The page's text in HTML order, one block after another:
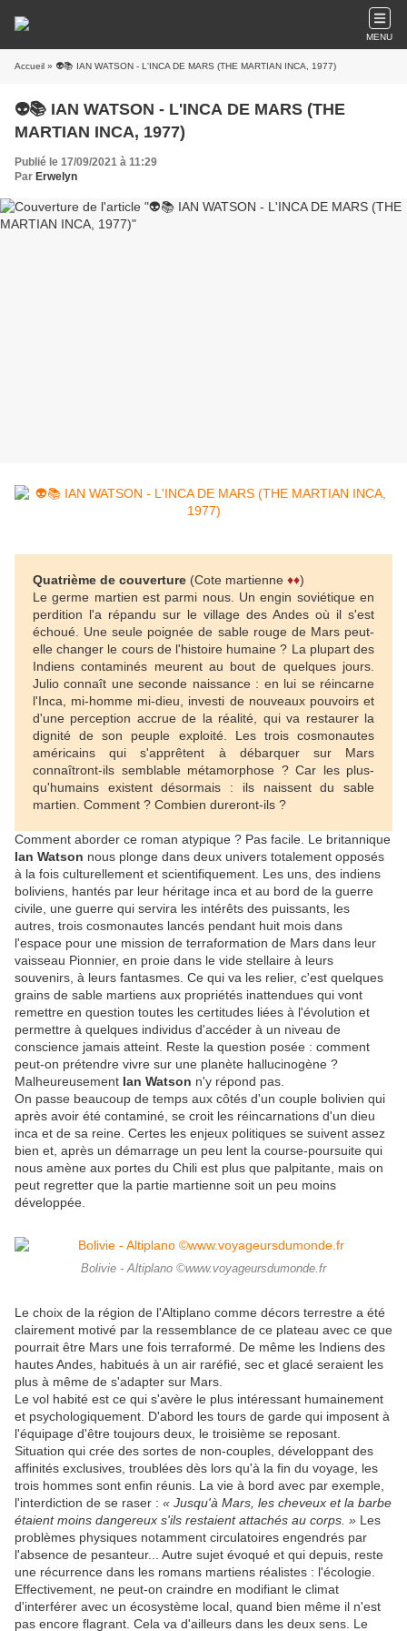
MENU
Accueil » 👽📚 IAN WATSON - L'INCA DE MARS (THE MARTIAN INCA, 1977)
👽📚 IAN WATSON - L'INCA DE MARS (THE
MARTIAN INCA, 1977)
Publié le 17/09/2021 à 11:29
Par Erwelyn
Quatrième de couverture (Cote martienne ♦♦)
Le germe martien est parmi nous. Un engin soviétique en
perdition l'a répandu sur le village des Andes où il s'est
échoué. Une seule poignée de sable rouge de Mars peut-
elle changer le cours de l'histoire humaine ? La plupart des
Indiens contaminés meurent au bout de quelques jours.
Julio connaît une seconde naissance : en lui se réincarne
l'Inca, mi-homme mi-dieu, investi de nouveaux pouvoirs et
d'une perception accrue de la réalité, qui va restaurer la
dignité de son peuple exploité. Les trois cosmonautes
américains qui s'apprêtent à débarquer sur Mars
connaîtront-ils semblable métamorphose ? Car les plus-
qu'humains existent désormais : ils naissent du sable
martien. Comment ? Combien dureront-ils ?
Comment aborder ce roman atypique ? Pas facile. Le britannique
Ian Watson nous plonge dans deux univers totalement opposés
à la fois culturellement et scientifiquement. Les uns, des indiens
boliviens, hantés par leur héritage inca et au bord de la guerre
civile, une guerre qui servira les intérêts des puissants, les
autres, trois cosmonautes lancés pendant huit mois dans
l'espace pour une mission de terraformation de Mars dans leur
vaisseau Pionnier, en proie dans le vide stellaire à leurs
souvenirs, à leurs fantasmes. Ce qui va les relier, c'est quelques
grains de sable martiens aux propriétés inattendues qui vont
remettre en question toutes les certitudes liées à l'évolution et
permettre à quelques individus d'accéder à un niveau de
conscience jamais atteint. Reste la question posée : comment
peut-on prétendre vivre sur une planète hallucinogène ?
Malheureusement Ian Watson n'y répond pas.
On passe beaucoup de temps aux côtés d'un couple bolivien qui
après avoir été contaminé, se croit les réincarnations d'un dieu
inca et de sa reine. Certes les enjeux politiques se suivent assez
bien et, après un démarrage un peu lent la course-poursuite qui
nous amène aux portes du Chili est plus que palpitante, mais on
peut regretter que la partie martienne soit un peu moins
développée.
Bolivie - Altiplano ©www.voyageursdumonde.fr
Le choix de la région de l'Altiplano comme décors terrestre a été
clairement motivé par la ressemblance de ce plateau avec ce que
pourrait être Mars une fois terraformé. De même les Indiens des
hautes Andes, habitués à un air raréfié, sec et glacé seraient les
plus à même de s'adapter sur Mars.
Le vol habité est ce qui s'avère le plus intéressant humainement
et psychologiquement. D'abord les tours de garde qui imposent à
l'équipage d'être toujours deux, le troisième se reposant.
Situation qui crée des sortes de non-couples, développant des
affinités exclusives, troublées dès lors qu'à la fin du voyage, les
trois hommes sont enfin réunis. La vie à bord avec par exemple,
l'interdiction de se raser : « Jusqu'à Mars, les cheveux et la barbe
étaient moins dangereux s'ils restaient attachés au corps. » Les
problèmes physiques notamment circulatoires engendrés par
l'absence de pesanteur... Autre sujet évoqué et qui depuis, reste
une récurrence dans les romans martiens réalistes : l'écologie.
Effectivement, ne peut-on craindre en modifiant le climat
d'interférer avec un écosystème local, quand bien même il n'est
pas encore flagrant. Cela va d'ailleurs dans les deux sens. Le